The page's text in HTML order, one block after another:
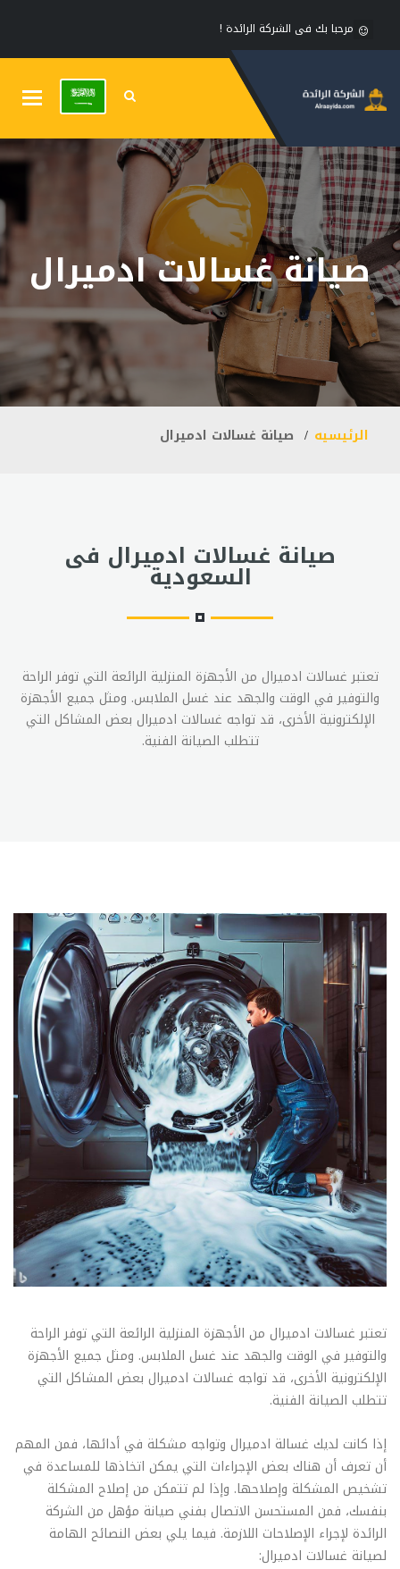
مرحبا بك فى الشركة الرائدة !
صيانة غسالات ادميرال
الرئيسيه صيانة غسالات ادميرال
صيانة غسالات ادميرال فى
السعودية
تعتبر غسالات ادميرال من الأجهزة المنزلية الرائعة التي توفر الراحة
والتوفير في الوقت والجهد عند غسل الملابس. ومثل جميع الأجهزة
الإلكترونية الأخرى، قد تواجه غسالات ادميرال بعض المشاكل التي
تتطلب الصيانة الفنية.
تعتبر غسالات ادميرال من الأجهزة المنزلية الرائعة التي توفر الراحة
والتوفير في الوقت والجهد عند غسل الملابس. ومثل جميع الأجهزة
الإلكترونية الأخرى، قد تواجه غسالات ادميرال بعض المشاكل التي
تتطلب الصيانة الفنية.
إذا كانت لديك غسالة ادميرال وتواجه مشكلة في أدائها، فمن المهم
أن تعرف أن هناك بعض الإجراءات التي يمكن اتخاذها للمساعدة في
تشخيص المشكلة وإصلاحها. وإذا لم تتمكن من إصلاح المشكلة
بنفسك، فمن المستحسن الاتصال بفني صيانة مؤهل من الشركة
الرائدة لإجراء الإصلاحات اللازمة. فيما يلي بعض النصائح الهامة
لصيانة غسالات ادميرال: